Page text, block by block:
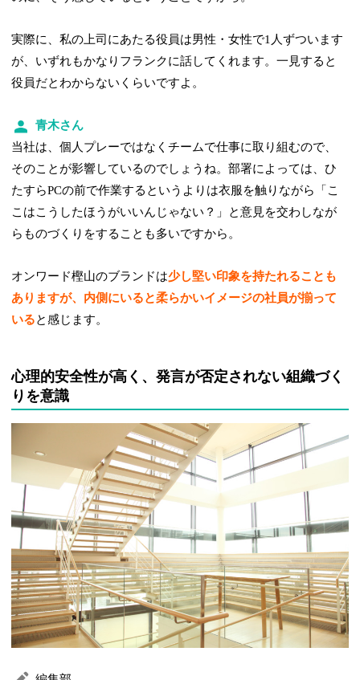
実際に、私の上司にあたる役員は男性・女性で1人ずついます
が、いずれもかなりフランクに話してくれます。一見すると
役員だとわからないくらいですよ。
青木さん
当社は、個人プレーではなくチームで仕事に取り組むので、
そのことが影響しているのでしょうね。部署によっては、ひ
たすらPCの前で作業するというよりは衣服を触りながら「こ
こはこうしたほうがいいんじゃない？」と意見を交わしなが
らものづくりをすることも多いですから。
オンワード樫山のブランドは少し堅い印象を持たれることも
ありますが、内側にいると柔らかいイメージの社員が揃って
いると感じます。
心理的安全性が高く、発言が否定されない組織づく
りを意識